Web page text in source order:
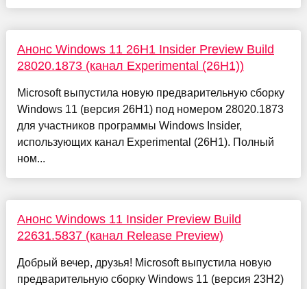
Анонс Windows 11 26H1 Insider Preview Build
28020.1873 (канал Experimental (26H1))
Microsoft выпустила новую предварительную сборку
Windows 11 (версия 26H1) под номером 28020.1873
для участников программы Windows Insider,
использующих канал Experimental (26H1). Полный
ном...
Анонс Windows 11 Insider Preview Build
22631.5837 (канал Release Preview)
Добрый вечер, друзья! Microsoft выпустила новую
предварительную сборку Windows 11 (версия 23H2)